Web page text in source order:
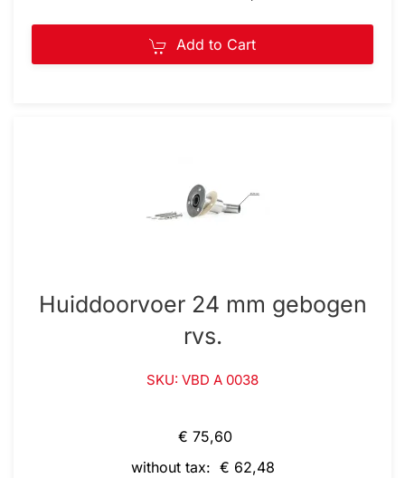
Add to Cart
Huiddoorvoer 24 mm gebogen
rvs.
SKU: VBD A 0038
€ 75,60
without tax: € 62,48